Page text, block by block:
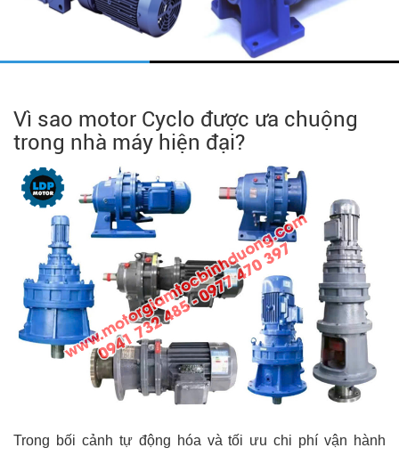
Vì sao motor Cyclo được ưa chuộng
trong nhà máy hiện đại?
Trong bối cảnh tự động hóa và tối ưu chi phí vận hành